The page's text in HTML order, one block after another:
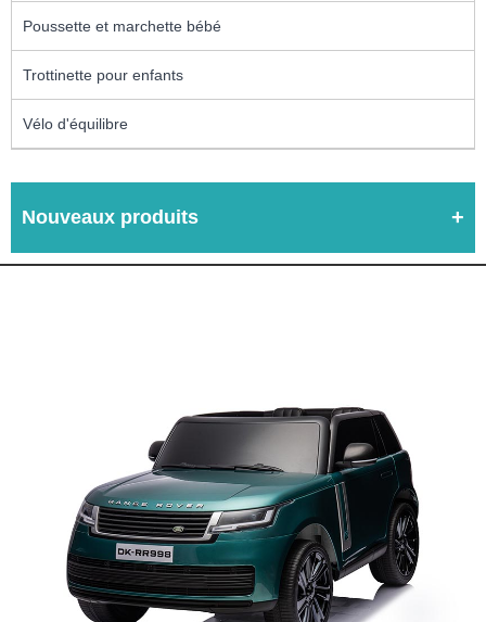
Poussette et marchette bébé
Trottinette pour enfants
Vélo d'équilibre
Nouveaux produits